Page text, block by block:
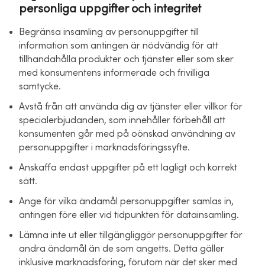
personliga uppgifter och integritet
Begränsa insamling av personuppgifter till
information som antingen är nödvändig för att
tillhandahålla produkter och tjänster eller som sker
med konsumentens informerade och frivilliga
samtycke.
Avstå från att använda dig av tjänster eller villkor för
specialerbjudanden, som innehåller förbehåll att
konsumenten går med på oönskad användning av
personuppgifter i marknadsföringssyfte.
Anskaffa endast uppgifter på ett lagligt och korrekt
sätt.
Ange för vilka ändamål personuppgifter samlas in,
antingen före eller vid tidpunkten för datainsamling.
Lämna inte ut eller tillgängliggör personuppgifter för
andra ändamål än de som angetts. Detta gäller
inklusive marknadsföring, förutom när det sker med